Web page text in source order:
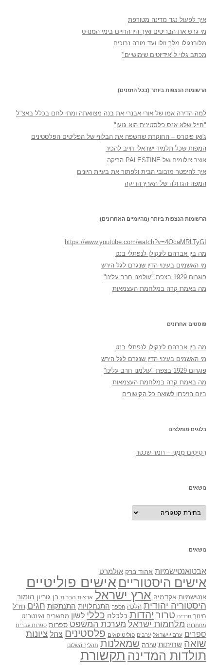
איך לפעול נגד מדינה מטורפת
מי גרש את הבריטים ואיך היו החיים בימי המנדט
מלובנגולו מלך זולו ועד מורה נבוכים
מכתב גלוי ל"אידיוטים שימושיים"
הרשומות הנצפות ביותר (בכל הזמנים)
למה הדירה אמו של אורי אבנרי את בנה מצוואתה ומתי לחם בכלל באצ"ל
"חייל שלא אנס פלסטינית הוא גזען"
ג'ואן פיטרס – החוקרת שחשפה את הבלוף של הפליטים הפלסטינים
המפות שכל תלמיד ישראלי חייב להכיר
אוצר צילומים של PALESTINE הריקה
איך להיפטר מזבובי הבית ולפתור את בעיית היונים
המפה הגדולה של הארץ הריקה
הרשומות הנצפות ביותר (מהיומיים האחרונים)
https://www.youtube.com/watch?v=4OcaMRLTyGI
מה בין אברהם לינקולן לנפתלי בנט
מי האשמים בעינוי הדין שנגרם לגל הירש
פוגרום 1929 בצפת "עולמנו חרב עלינו"
מה באמת קרה במלחמת העצמאות
פוסטים אחרונים
מה בין אברהם לינקולן לנפתלי בנט
מי האשמים בעינוי הדין שנגרם לגל הירש
פוגרום 1929 בצפת "עולמנו חרב עלינו"
מה באמת קרה במלחמת העצמאות
ביום הזיכרון לשואה כל הקישורים
בלוגים מומלצים
רְסִיסִים מִמֶנִי – תמר שכטר
נושאים
נושאים
נושאים
אבטואנטישמיות אהוד ברק אולמרט
אישים היסטוריים אישים פוליטיים
אנטישמיות אקדמיה ארץ ישראל ארצות הברית בן גוריון הומור
היסטוריה יהודית הלכה הספר התנחלויות התנתקות חגים חז"ל
חינוך חרדים טרור יהדות כלכלה כללי לשון מחשבים ואינטרנט
מחתרות מלחמות ישראל מערכת המשפט ספרות ספרות עברית
ספרים ערביי ישראל ערבים פוליטיקאים פלסטינים צהל ציונות
שואה שחיתות שירה שמאלנות תהליך השלום
תולדות המדינה תקשורת